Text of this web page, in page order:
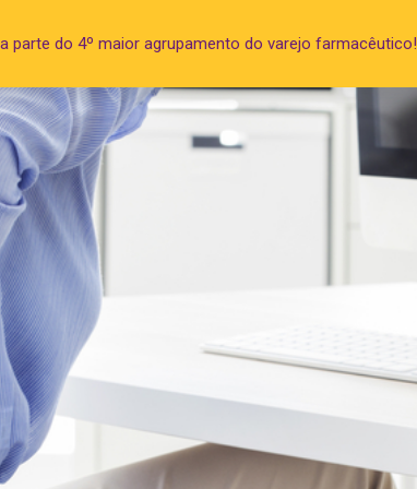
parte do 4º maior agrupamento do varejo farmacêutico!